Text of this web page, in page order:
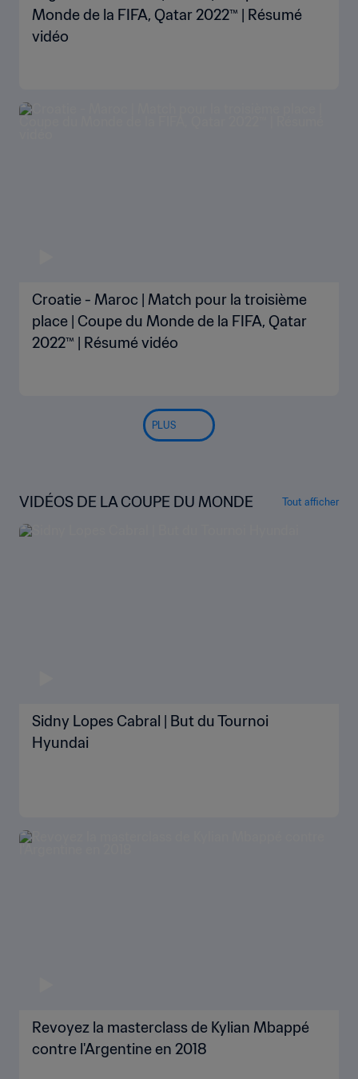
Monde de la FIFA, Qatar 2022™ | Résumé
vidéo
Croatie - Maroc | Match pour la troisième
place | Coupe du Monde de la FIFA, Qatar
2022™ | Résumé vidéo
PLUS
VIDÉOS DE LA COUPE DU MONDE Tout afficher
Sidny Lopes Cabral | But du Tournoi
Hyundai
Revoyez la masterclass de Kylian Mbappé
contre l'Argentine en 2018